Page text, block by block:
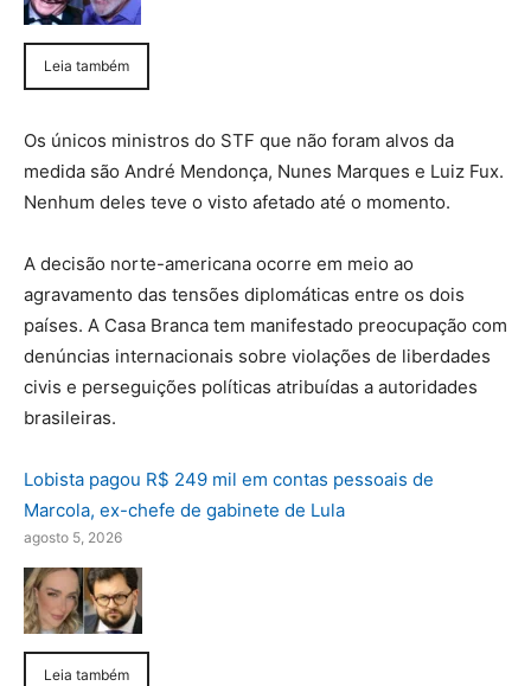
Leia também
Os únicos ministros do STF que não foram alvos da
medida são André Mendonça, Nunes Marques e Luiz Fux.
Nenhum deles teve o visto afetado até o momento.
A decisão norte-americana ocorre em meio ao
agravamento das tensões diplomáticas entre os dois
países. A Casa Branca tem manifestado preocupação com
denúncias internacionais sobre violações de liberdades
civis e perseguições políticas atribuídas a autoridades
brasileiras.
Lobista pagou R$ 249 mil em contas pessoais de
Marcola, ex-chefe de gabinete de Lula
agosto 5, 2026
Leia também